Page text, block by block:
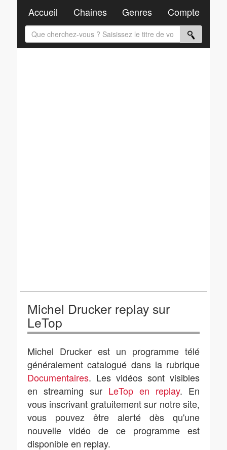
Michel Drucker replay sur
LeTop
Michel Drucker est un programme télé
généralement catalogué dans la rubrique
Documentaires. Les vidéos sont visibles
en streaming sur LeTop en replay. En
vous inscrivant gratuitement sur notre site,
vous pouvez être alerté dès qu'une
nouvelle vidéo de ce programme est
disponible en replay.
Accueil Chaines Genres Compte